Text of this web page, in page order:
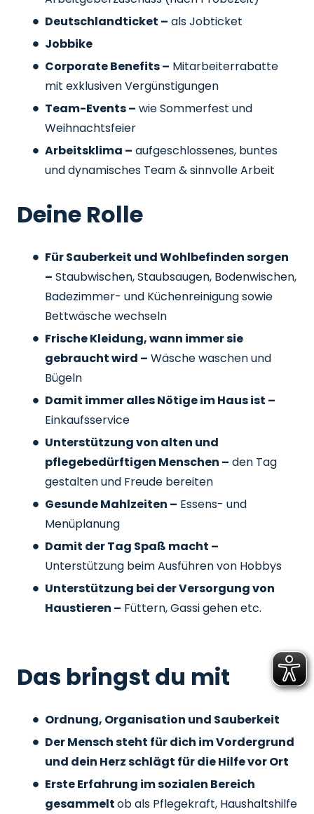
Deutschlandticket – als Jobticket
Jobbike
Corporate Benefits – Mitarbeiterrabatte
mit exklusiven Vergünstigungen
Team-Events – wie Sommerfest und
Weihnachtsfeier
Arbeitsklima – aufgeschlossenes, buntes
und dynamisches Team & sinnvolle Arbeit
Deine Rolle
Für Sauberkeit und Wohlbefinden sorgen
– Staubwischen, Staubsaugen, Bodenwischen,
Badezimmer- und Küchenreinigung sowie
Bettwäsche wechseln
Frische Kleidung, wann immer sie
gebraucht wird – Wäsche waschen und
Bügeln
Damit immer alles Nötige im Haus ist –
Einkaufsservice
Unterstützung von alten und
pflegebedürftigen Menschen – den Tag
gestalten und Freude bereiten
Gesunde Mahlzeiten – Essens- und
Menüplanung
Damit der Tag Spaß macht –
Unterstützung beim Ausführen von Hobbys
Unterstützung bei der Versorgung von
Haustieren – Füttern, Gassi gehen etc.
Das bringst du mit
Ordnung, Organisation und Sauberkeit
Der Mensch steht für dich im Vordergrund
und dein Herz schlägt für die Hilfe vor Ort
Erste Erfahrung im sozialen Bereich
gesammeltob als Pflegekraft, Haushaltshilfe